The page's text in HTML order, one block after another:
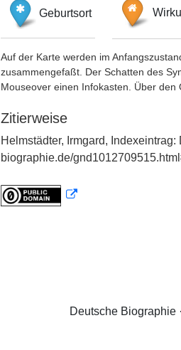
Geburtsort
Auf der Karte werden im
zusammengefaßt. Der Schatten des
Mouseover einen Infokasten. Über den
Zitierweise
Helmstädter, Irmgard,
biographie.de/
Deutsche Biographie ·